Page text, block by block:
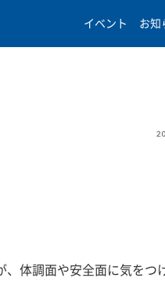
イベント
お知
体調面や安全面に気をつ